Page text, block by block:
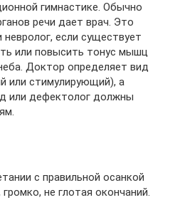
гимнастике. Обычно
речи дает врач. Это
если существует
или повысить тонус мышц
Доктор определяет вид
или стимулирующий), а
или дефектолог должны
с правильной осанкой
не глотая окончаний.